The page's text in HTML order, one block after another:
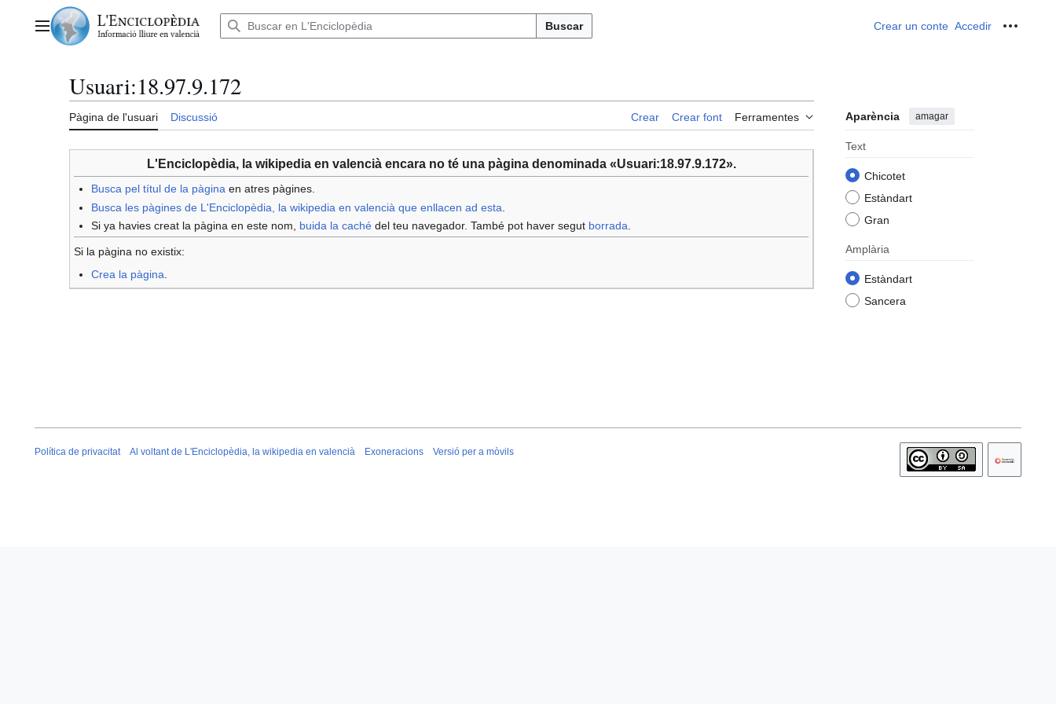
contingutMenú principal Buscar Crear un conte Accedir
Usuari:18.97.9.172
Pàgina de l'usuari Discussió Crear Crear font Ferramentes Aparència amagar
Text
Chicotet
Estàndart
Gran
Amplària
Estàndart
Sancera
L'Enciclopèdia, la wikipedia en valencià encara no té una pàgina denominada «Usuari:18.97.9.172».
Busca pel títul de la pàgina en atres pàgines.
Busca les pàgines de L'Enciclopèdia, la wikipedia en valencià que enllacen ad esta
Si ya havies creat la pàgina en este nom, buida la caché del teu navegador. També pot haver segut borrada.
Si la pàgina no existix:
Crea la pàgina
Política de privacitat Al voltant de L'Enciclopèdia, la wikipedia en valencià Exoneracions Versió per a mòvils